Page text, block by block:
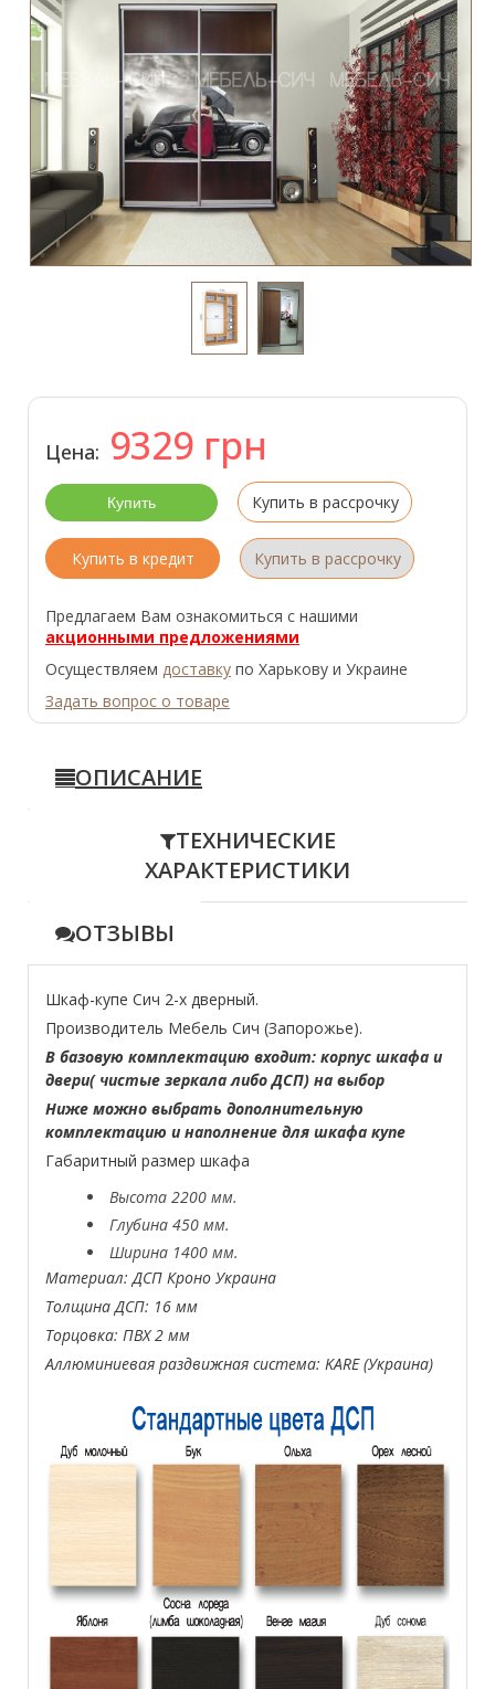
Цена: 9329 грн
Купить в рассрочку
Купить в кредит Купить в рассрочку
Предлагаем Вам ознакомиться с нашими
акционными предложениями
Осуществляем доставку по Харькову и Украине
Задать вопрос о товаре
ОПИСАНИЕ
ТЕХНИЧЕСКИЕ
ХАРАКТЕРИСТИКИ
ОТЗЫВЫ
Шкаф-купе Сич 2-х дверный.
Производитель Мебель Сич (Запорожье).
В базовую комплектацию входит: корпус шкафа и
двери( чистые зеркала либо ДСП) на выбор
Ниже можно выбрать дополнительную
комплектацию и наполнение для шкафа купе
Габаритный размер шкафа
Высота 2200 мм.
Глубина 450 мм.
Ширина 1400 мм.
Материал: ДСП Кроно Украина
Толщина ДСП: 16 мм
Торцовка: ПВХ 2 мм
Аллюминиевая раздвижная система: KARE (Украина)